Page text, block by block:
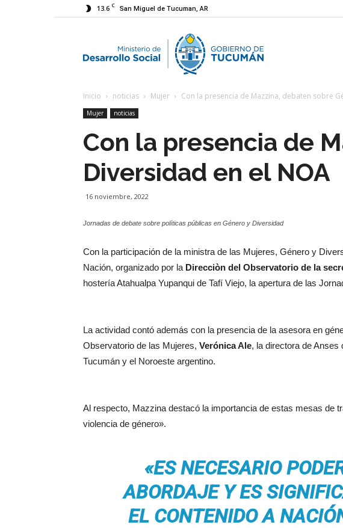
13.6 C San Miguel de Tucuman, AR
Ministerio
de
Desarrollo
Inicio noticias Mujer Con la presencia de Mazzina, debaten sobre
Mujer noticias
Con la presencia de
Diversidad en el NOA
16 noviembre, 2022
Jornadas de debate sobre políticas públicas en Género y Diversidad
Con la participación de la ministra de las Mujeres, Género y
Nación, organizado por la Direcciòn del Observatorio de la
hostería Atahualpa Yupanqui de Tafí Viejo, la apertura de las
La actividad contó además con la presencia de la asesora en
Observatorio de las Mujeres, Verónica Ale, la directora de Anses
Tucumán y el Noroeste argentino.
Al respecto, Mazzina destacó la importancia de estas mesas de
violencia de género».
«ES NECESARIO
ABORDAJE Y ES
EL CONTENIDO A